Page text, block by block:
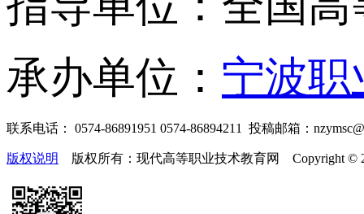
承办单位： 宁波
联系电话： 0574-86891951 0574-86894211 投稿邮箱：
版权说明 版权所有：现代高等职业技术教育网 Copyright ©